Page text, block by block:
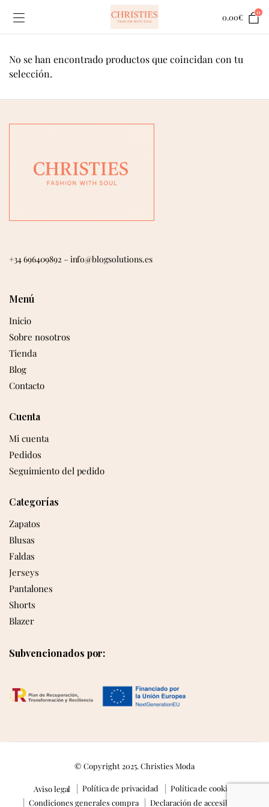
0.00€ 0
No se han encontrado productos que coincidan con tu
selección.
+34 696409892 – info@blogsolutions.es
Menú
Inicio
Sobre nosotros
Tienda
Blog
Contacto
Cuenta
Mi cuenta
Pedidos
Seguimiento del pedido
Categorías
Zapatos
Blusas
Faldas
Jerseys
Pantalones
Shorts
Blazer
Subvencionados por:
© Copyright 2025. Christies Moda
Aviso legal Política de privacidad
Política de cookies
Condiciones generales compra
Declaración de accesibilidad